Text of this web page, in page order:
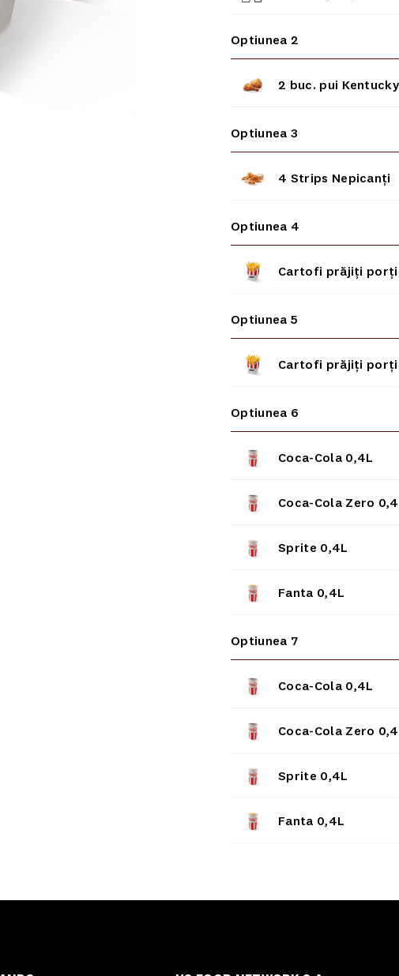
Optiunea 2
2 buc. pui
Optiunea 3
4 Strips Nepicanți
Optiunea 4
Cartofi prăjiți
Optiunea 5
Cartofi prăjiți
Optiunea 6
Coca-Cola 0,4L
Coca-Cola Zero
Sprite 0,4L
Fanta 0,4L
Optiunea 7
Coca-Cola 0,4L
Coca-Cola Zero
Sprite 0,4L
Fanta 0,4L